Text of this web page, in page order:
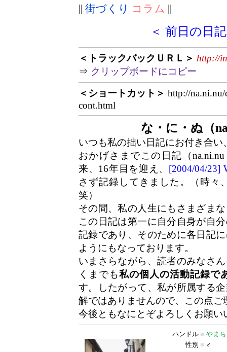
|| 街づくり コラム ||
＜ 前日の日記
＜トラックバックＵＲＬ＞ http://
⇒ クリップボードにコピー
＜ショートカット＞ http://
cont.html
な・に・ぬ（
いつも私の拙い日記にお付き合
おかげさまでこの日記（
来、16年目を迎え、 [2004/04/23]
さず記録してきました。（時々
笑）
その間、私の人生にもさまざま
この日記は第一に自分自身が自
記録であり、そのために各日記
ようにもなっております。
いまさらながら、読者のみなさ
くまでも私の個人の活動記録で
す。したがって、私が所属する
解ではありませんので、この点
今後ともなにとぞよろしくお願い
ハンドル ■ やま
性別 ■ ♂